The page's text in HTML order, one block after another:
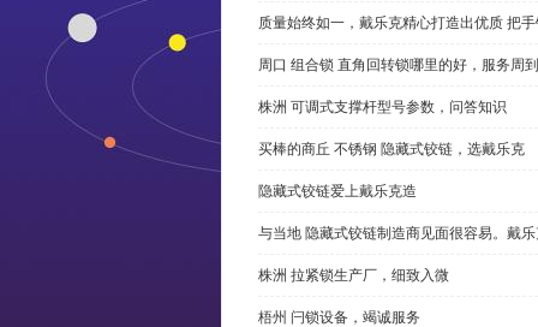
质量始终如一，戴乐克精心打造出优质 把
周口 组合锁 直角回转锁哪里的好，服务周到
株洲 可调式支撑杆型号参数，问答知识
买棒的商丘 不锈钢 隐藏式铰链，选戴乐克
隐藏式铰链爱上戴乐克造
与当地 隐藏式铰链制造商见面很容易。戴
株洲 拉紧锁生产厂，细致入微
梧州 闩锁设备，竭诚服务